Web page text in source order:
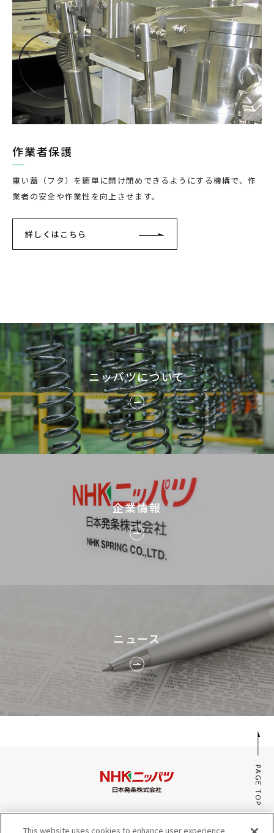
作業者保護
重い蓋（フタ）を簡単に開け閉めできるようにする機構で、作
業者の安全や作業性を向上させます。
詳しくはこちら
ニッパツについて
企業情報
ニュース
PAGE TOP
みんなのaiポータル
This website uses cookies to enhance user experience